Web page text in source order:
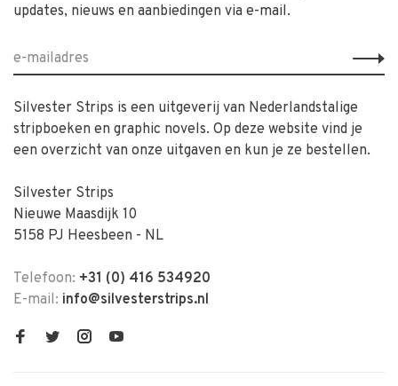
updates, nieuws en aanbiedingen via e-mail.
Silvester Strips is een uitgeverij van Nederlandstalige
stripboeken en graphic novels. Op deze website vind je
een overzicht van onze uitgaven en kun je ze bestellen.
Silvester Strips
Nieuwe Maasdijk 10
5158 PJ Heesbeen - NL
Telefoon: +31 (0) 416 534920
E-mail: info@silvesterstrips.nl